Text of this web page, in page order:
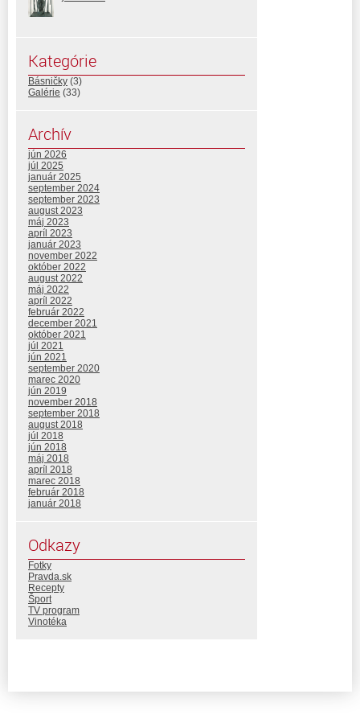
Kategórie
Básničky (3)
Galérie (33)
Archív
jún 2026
júl 2025
január 2025
september 2024
september 2023
august 2023
máj 2023
apríl 2023
január 2023
november 2022
október 2022
august 2022
máj 2022
apríl 2022
február 2022
december 2021
október 2021
júl 2021
jún 2021
september 2020
marec 2020
jún 2019
november 2018
september 2018
august 2018
júl 2018
jún 2018
máj 2018
apríl 2018
marec 2018
február 2018
január 2018
Odkazy
Fotky
Pravda.sk
Recepty
Šport
TV program
Vinotéka